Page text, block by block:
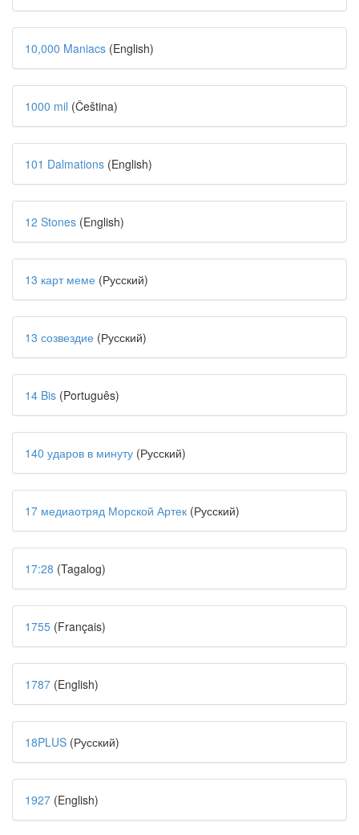
10,000 Maniacs (English)
1000 mil (Čeština)
101 Dalmations (English)
12 Stones (English)
13 карт меме (Русский)
13 созвездие (Русский)
14 Bis (Português)
140 ударов в минуту (Русский)
17 медиаотряд Морской Артек (Русский)
17:28 (Tagalog)
1755 (Français)
1787 (English)
18PLUS (Русский)
1927 (English)